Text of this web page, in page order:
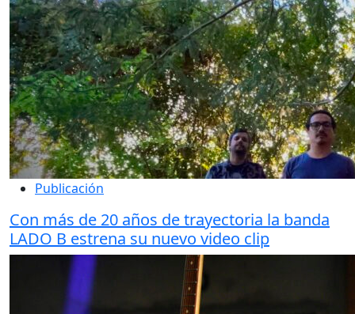
Publicación
Con más de 20 años de trayectoria la banda
LADO B estrena su nuevo video clip